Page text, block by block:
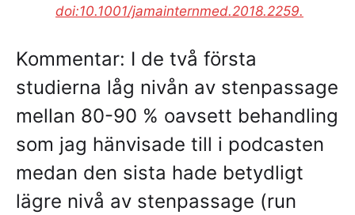
doi:10.1001/jamainternmed.2018.2259.
Kommentar: I de två första
studierna låg nivån av stenpassage
mellan 80-90 % oavsett behandling
som jag hänvisade till i podcasten
medan den sista hade betydligt
lägre nivå av stenpassage (run